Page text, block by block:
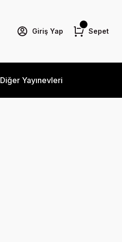
Giriş Yap Sepet
Diğer Yayınevleri